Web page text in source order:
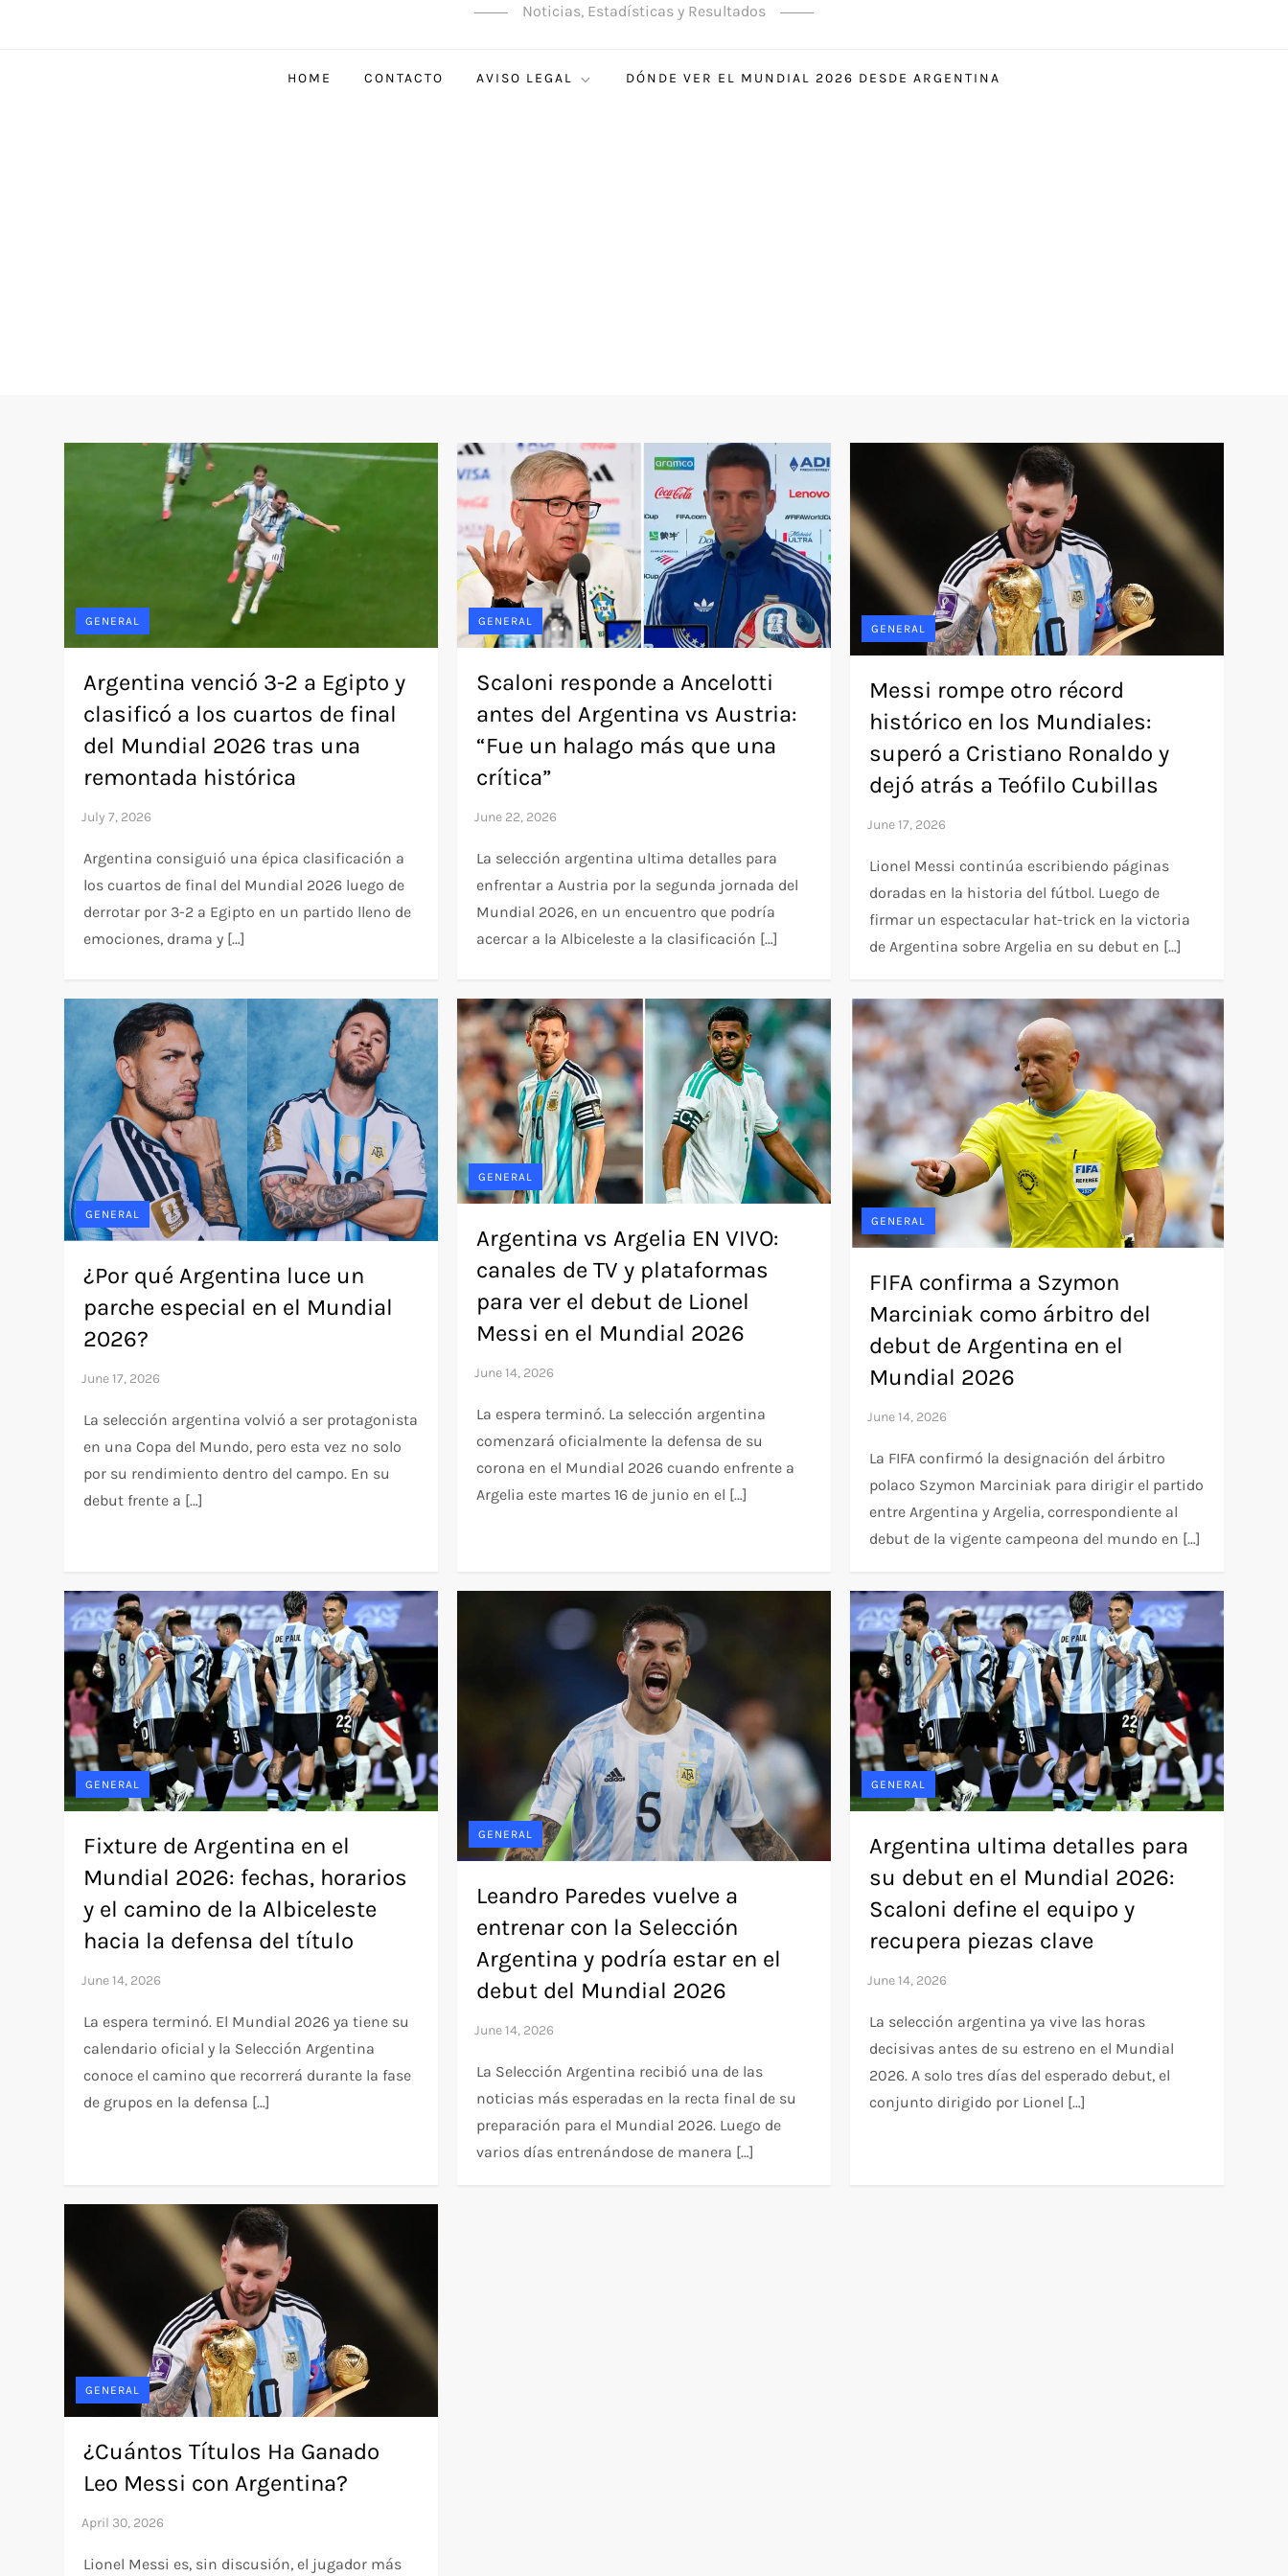
Noticias, Estadísticas y Resultados
HOME CONTACTO AVISO LEGAL DÓNDE VER EL MUNDIAL 2026 DESDE ARGENTINA
GENERAL
Argentina venció 3-2 a Egipto y
clasificó a los cuartos de final
del Mundial 2026 tras una
remontada histórica
Argentina consiguió una épica clasificación a
los cuartos de final del Mundial 2026 luego de
derrotar por 3-2 a Egipto en un partido lleno de
emociones, drama y […]
GENERAL
Scaloni responde a Ancelotti
antes del Argentina vs Austria:
“Fue un halago más que una
crítica”
La selección argentina ultima detalles para
enfrentar a Austria por la segunda jornada del
Mundial 2026, en un encuentro que podría
acercar a la Albiceleste a la clasificación […]
GENERAL
Messi rompe otro récord
histórico en los Mundiales:
superó a Cristiano Ronaldo y
dejó atrás a Teófilo Cubillas
Lionel Messi continúa escribiendo páginas
doradas en la historia del fútbol. Luego de
firmar un espectacular hat-trick en la victoria
de Argentina sobre Argelia en su debut en […]
GENERAL
¿Por qué Argentina luce un
parche especial en el Mundial
2026?
La selección argentina volvió a ser protagonista
en una Copa del Mundo, pero esta vez no solo
por su rendimiento dentro del campo. En su
debut frente a […]
GENERAL
Argentina vs Argelia EN VIVO:
canales de TV y plataformas
para ver el debut de Lionel
Messi en el Mundial 2026
La espera terminó. La selección argentina
comenzará oficialmente la defensa de su
corona en el Mundial 2026 cuando enfrente a
Argelia este martes 16 de junio en el […]
GENERAL
FIFA confirma a Szymon
Marciniak como árbitro del
debut de Argentina en el
Mundial 2026
La FIFA confirmó la designación del árbitro
polaco Szymon Marciniak para dirigir el partido
entre Argentina y Argelia, correspondiente al
debut de la vigente campeona del mundo en […]
GENERAL
Fixture de Argentina en el
Mundial 2026: fechas, horarios
y el camino de la Albiceleste
hacia la defensa del título
La espera terminó. El Mundial 2026 ya tiene su
calendario oficial y la Selección Argentina
conoce el camino que recorrerá durante la fase
de grupos en la defensa […]
GENERAL
Leandro Paredes vuelve a
entrenar con la Selección
Argentina y podría estar en el
debut del Mundial 2026
La Selección Argentina recibió una de las
noticias más esperadas en la recta final de su
preparación para el Mundial 2026. Luego de
varios días entrenándose de manera […]
GENERAL
Argentina ultima detalles para
su debut en el Mundial 2026:
Scaloni define el equipo y
recupera piezas clave
La selección argentina ya vive las horas
decisivas antes de su estreno en el Mundial
2026. A solo tres días del esperado debut, el
conjunto dirigido por Lionel […]
GENERAL
¿Cuántos Títulos Ha Ganado
Leo Messi con Argentina?
Lionel Messi es, sin discusión, el jugador más